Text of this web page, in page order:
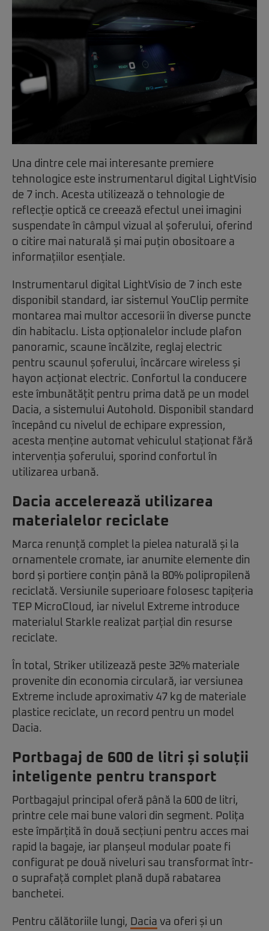
Una dintre cele mai interesante premiere
tehnologice este instrumentarul digital LightVisio
de 7 inch. Acesta utilizează o tehnologie de
reflecție optică ce creează efectul unei imagini
suspendate în câmpul vizual al șoferului, oferind
o citire mai naturală și mai puțin obositoare a
informațiilor esențiale.
Instrumentarul digital LightVisio de 7 inch este
disponibil standard, iar sistemul YouClip permite
montarea mai multor accesorii în diverse puncte
din habitaclu. Lista opționalelor include plafon
panoramic, scaune încălzite, reglaj electric
pentru scaunul șoferului, încărcare wireless și
hayon acționat electric. Confortul la conducere
este îmbunătățit pentru prima dată pe un model
Dacia, a sistemului Autohold. Disponibil standard
începând cu nivelul de echipare expression,
acesta menține automat vehiculul staționat fără
intervenția șoferului, sporind confortul în
utilizarea urbană.
Dacia accelerează utilizarea
materialelor reciclate
Marca renunță complet la pielea naturală și la
ornamentele cromate, iar anumite elemente din
bord și portiere conțin până la 80% polipropilenă
reciclată. Versiunile superioare folosesc tapițeria
TEP MicroCloud, iar nivelul Extreme introduce
materialul Starkle realizat parțial din resurse
reciclate.
În total, Striker utilizează peste 32% materiale
provenite din economia circulară, iar versiunea
Extreme include aproximativ 47 kg de materiale
plastice reciclate, un record pentru un model
Dacia.
Portbagaj de 600 de litri și soluții
inteligente pentru transport
Portbagajul principal oferă până la 600 de litri,
printre cele mai bune valori din segment. Polița
este împărțită în două secțiuni pentru acces mai
rapid la bagaje, iar planșeul modular poate fi
configurat pe două niveluri sau transformat într-
o suprafață complet plană după rabatarea
banchetei.
Pentru călătoriile lungi, Dacia va oferi și un